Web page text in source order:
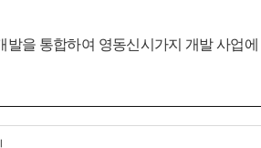
발을 통합하여 영동신시가지 개발 사업